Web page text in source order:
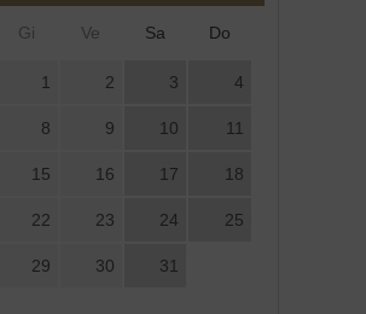
Gi Ve Sa Do
1 2 3 4
8 9 10 11
15 16 17 18
22 23 24 25
29 30 31